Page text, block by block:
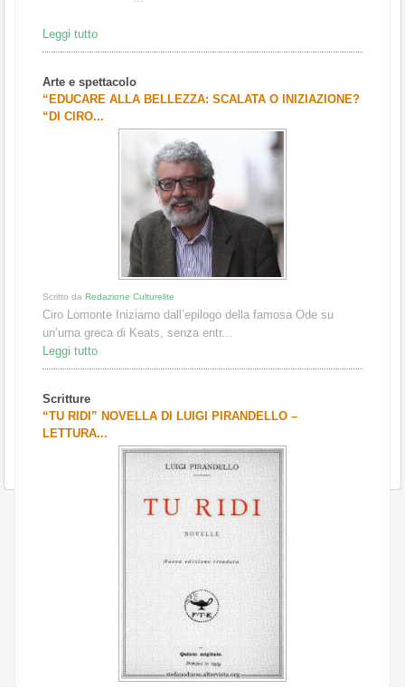
Leggi tutto
Arte e spettacolo
“EDUCARE ALLA BELLEZZA: SCALATA O INIZIAZIONE?
“DI CIRO...
Scritto da Redazione Culturelite
Ciro Lomonte Iniziamo dall’epilogo della famosa Ode su
un’urna greca di Keats, senza entr...
Leggi tutto
Scritture
“TU RIDI” NOVELLA DI LUIGI PIRANDELLO –
LETTURA...